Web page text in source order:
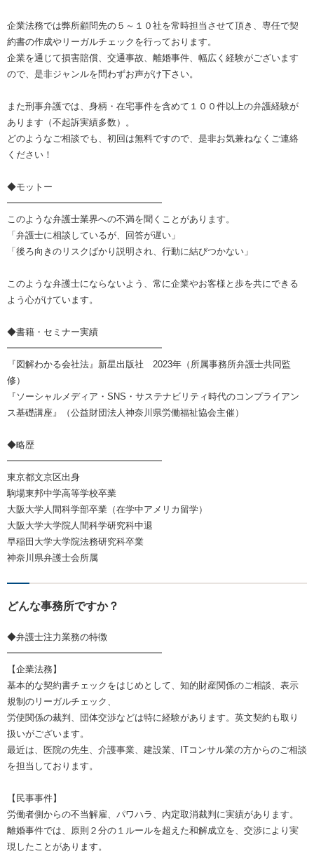
企業法務では弊所顧問先の５～１０社を常時担当させて頂き、専任で契
約書の作成やリーガルチェックを行っております。
企業を通じて損害賠償、交通事故、離婚事件、幅広く経験がございます
ので、是非ジャンルを問わずお声がけ下さい。
また刑事弁護では、身柄・在宅事件を含めて１００件以上の弁護経験が
あります（不起訴実績多数）。
どのようなご相談でも、初回は無料ですので、是非お気兼ねなくご連絡
ください！
◆モットー
━━━━━━━━━━━━━━━━━
このような弁護士業界への不満を聞くことがあります。
「弁護士に相談しているが、回答が遅い」
「後ろ向きのリスクばかり説明され、行動に結びつかない」
このような弁護士にならないよう、常に企業やお客様と歩を共にできる
よう心がけています。
◆書籍・セミナー実績
━━━━━━━━━━━━━━━━━
『図解わかる会社法』新星出版社 2023年（所属事務所弁護士共同監
修）
『ソーシャルメディア・SNS・サステナビリティ時代のコンプライアン
ス基礎講座』（公益財団法人神奈川県労働福祉協会主催）
◆略歴
━━━━━━━━━━━━━━━━━
東京都文京区出身
駒場東邦中学高等学校卒業
大阪大学人間科学部卒業（在学中アメリカ留学）
大阪大学大学院人間科学研究科中退
早稲田大学大学院法務研究科卒業
神奈川県弁護士会所属
どんな事務所ですか？
◆弁護士注力業務の特徴
━━━━━━━━━━━━━━━━━
【企業法務】
基本的な契約書チェックをはじめとして、知的財産関係のご相談、表示
規制のリーガルチェック、
労使関係の裁判、団体交渉などは特に経験があります。英文契約も取り
扱いがございます。
最近は、医院の先生、介護事業、建設業、ITコンサル業の方からのご相談
を担当しております。
【民事事件】
労働者側からの不当解雇、パワハラ、内定取消裁判に実績があります。
離婚事件では、原則２分の１ルールを超えた和解成立を、交渉により実
現したことがあります。